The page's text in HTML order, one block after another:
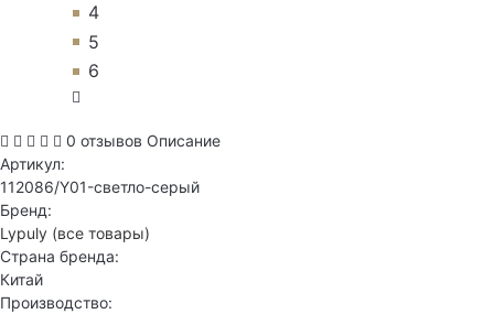
4
5
6
0 отзывов Описание
Артикул:
112086/Y01-светло-серый
Бренд:
Lypuly (все товары)
Страна бренда:
Китай
Производство: